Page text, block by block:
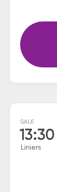
SALE
13:30
Liniers